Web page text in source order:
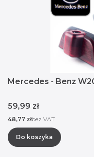
Mercedes - Benz
Cena
59,99 zł
Cena
48,77 złbez VAT
Do koszyka